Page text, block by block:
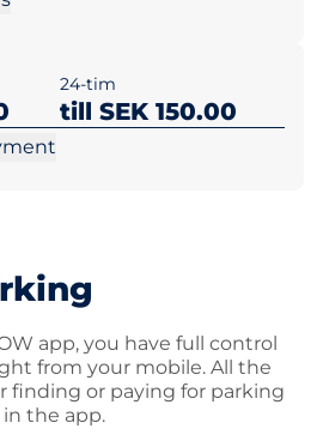
24-tim
till SEK 150.00
app, you have full control
from your mobile. All the
finding or paying for parking
in the app.